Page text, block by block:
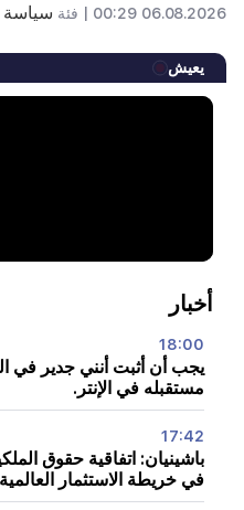
06.08.2026 00:29 | فئة سياسة
يعيش
أخبار
18:00
يجب أن أثبت أنني جدير في
مستقبله في الإنتر.
17:42
باشينيان: اتفاقية حقوق
في خريطة الاستثمار العالمية